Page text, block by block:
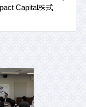
Capital株式